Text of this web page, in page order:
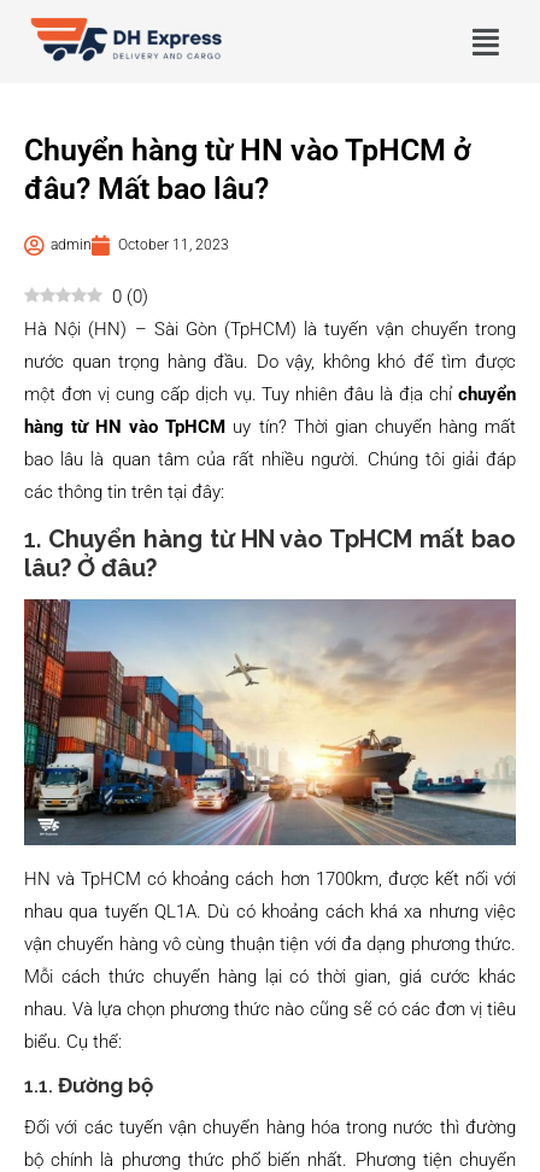
Chuyển hàng từ HN vào TpHCM ở
đâu? Mất bao lâu?
admin October 11, 2023
0 (0)
Hà Nội (HN) – Sài Gòn (TpHCM) là tuyến vận chuyển trong
nước quan trọng hàng đầu. Do vậy, không khó để tìm được
một đơn vị cung cấp dịch vụ. Tuy nhiên đâu là địa chỉ chuyển
hàng từ HN vào TpHCM uy tín? Thời gian chuyển hàng mất
bao lâu là quan tâm của rất nhiều người. Chúng tôi giải đáp
các thông tin trên tại đây:
1. Chuyển hàng từ HN vào TpHCM mất bao
lâu? Ở đâu?
HN và TpHCM có khoảng cách hơn 1700km, được kết nối với
nhau qua tuyến QL1A. Dù có khoảng cách khá xa nhưng việc
vận chuyển hàng vô cùng thuận tiện với đa dạng phương thức.
Mỗi cách thức chuyển hàng lại có thời gian, giá cước khác
nhau. Và lựa chọn phương thức nào cũng sẽ có các đơn vị tiêu
biểu. Cụ thể:
1.1. Đường bộ
Đối với các tuyến vận chuyển hàng hóa trong nước thì đường
bộ chính là phương thức phổ biến nhất. Phương tiện chuyển